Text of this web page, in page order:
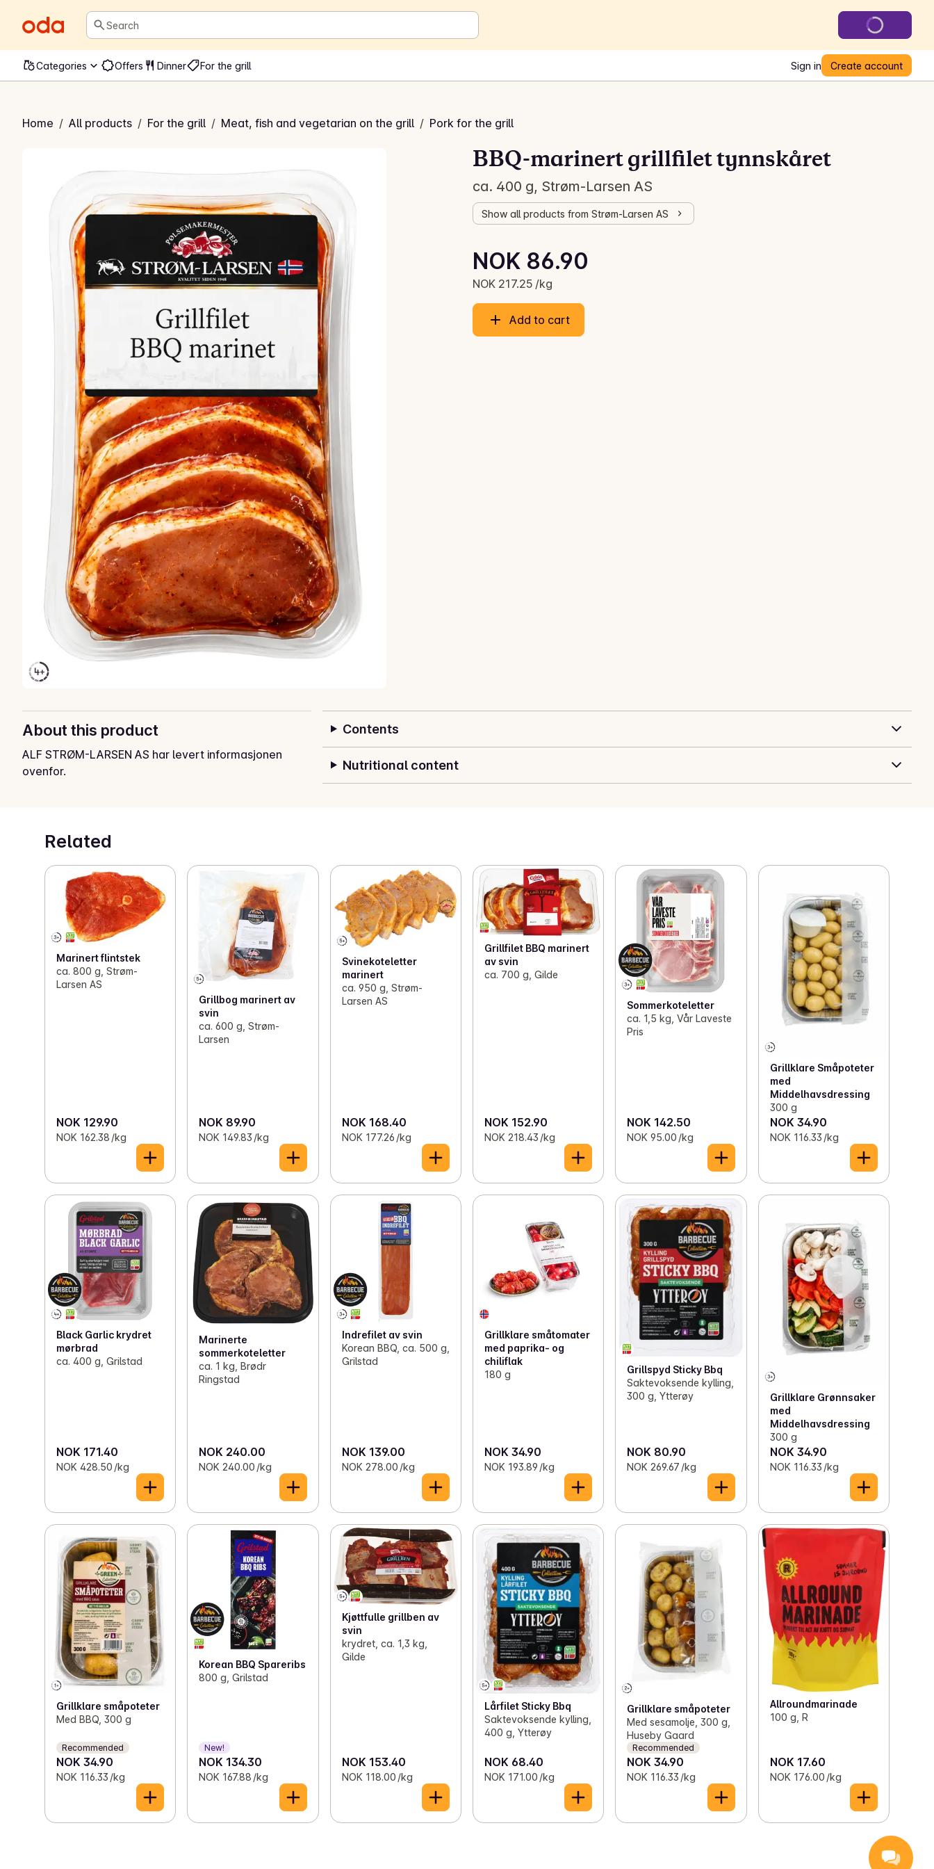
Search
Categories Offers Dinner For the grill Sign in Create account
Home / All products / For the grill / Meat, fish and vegetarian on the grill / Pork for the grill
grillfilet tynnskåret
BBQ-marinert grillfilet tynnskåret
ca. 400 g, Strøm-Larsen AS
Show all products from Strøm-Larsen AS
Current price is: NOK 86.90
NOK 86.90
NOK 217.25 /kg
Unit price: NOK 217.25 /kg
Add to cart
About this product
ALF STRØM-LARSEN AS har levert informasjonen
ovenfor.
Contents
Nutritional content
Related
Marinert flintstek
ca. 800 g, Strøm-
Larsen AS
NOK 129.90
NOK 162.38 /kg
Grillbog marinert av
svin
ca. 600 g, Strøm-
Larsen
NOK 89.90
NOK 149.83 /kg
Svinekoteletter
marinert
ca. 950 g, Strøm-
Larsen AS
NOK 168.40
NOK 177.26 /kg
Grillfilet BBQ marinert
av svin
ca. 700 g, Gilde
NOK 152.90
NOK 218.43 /kg
Sommerkoteletter
ca. 1,5 kg, Vår Laveste
Pris
NOK 142.50
NOK 95.00 /kg
Grillklare Småpoteter
med
Middelhavsdressing
300 g
NOK 34.90
NOK 116.33 /kg
Black Garlic krydret
mørbrad
ca. 400 g, Grilstad
NOK 171.40
NOK 428.50 /kg
Marinerte
sommerkoteletter
ca. 1 kg, Brødr
Ringstad
NOK 240.00
NOK 240.00 /kg
Indrefilet av svin
Korean BBQ, ca. 500 g,
Grilstad
NOK 139.00
NOK 278.00 /kg
Grillklare småtomater
med paprika- og
chiliflak
180 g
NOK 34.90
NOK 193.89 /kg
Grillspyd Sticky Bbq
Saktevoksende kylling,
300 g, Ytterøy
NOK 80.90
NOK 269.67 /kg
Grillklare Grønnsaker
med
Middelhavsdressing
300 g
NOK 34.90
NOK 116.33 /kg
Grillklare småpoteter
Med BBQ, 300 g
Recommended
NOK 34.90
NOK 116.33 /kg
Korean BBQ Spareribs
800 g, Grilstad
New!
NOK 134.30
NOK 167.88 /kg
Kjøttfulle grillben av
svin
krydret, ca. 1,3 kg,
Gilde
NOK 153.40
NOK 118.00 /kg
Lårfilet Sticky Bbq
Saktevoksende kylling,
400 g, Ytterøy
NOK 68.40
NOK 171.00 /kg
Grillklare småpoteter
Med sesamolje, 300 g,
Huseby Gaard
Recommended
NOK 34.90
NOK 116.33 /kg
Allroundmarinade
100 g, R
NOK 17.60
NOK 176.00 /kg